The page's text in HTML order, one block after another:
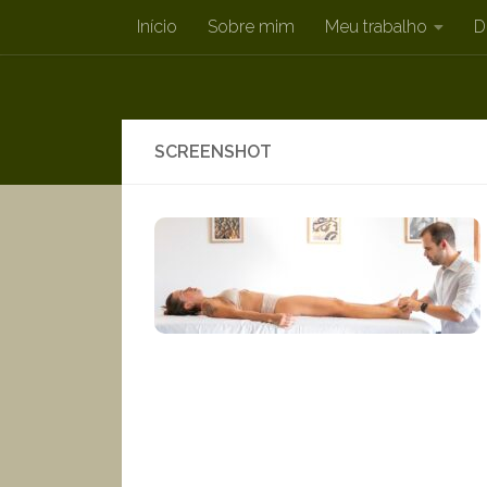
Skip to contentInício Sobre mim Meu trabalho
SCREENSHOT